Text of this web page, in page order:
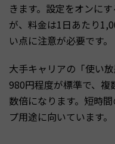
きます。設定をオンに
が、料金は1日あたり
い点に注意が必要です。
大手キャリアの「使い
980円程度が標準で、複
数倍になります。短時
プ用途に向いています。